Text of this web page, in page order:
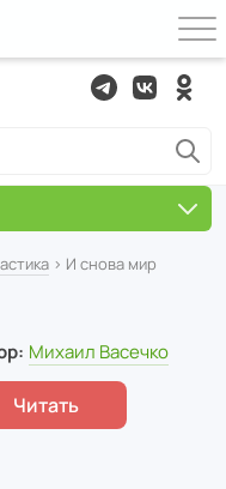
› И снова мир
Михаил Васечко
Читать